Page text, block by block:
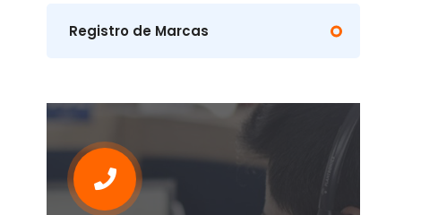
Registro de Marcas